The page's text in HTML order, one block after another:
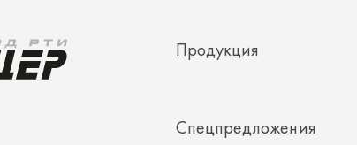
Спецпредложения
Доставка и оплата